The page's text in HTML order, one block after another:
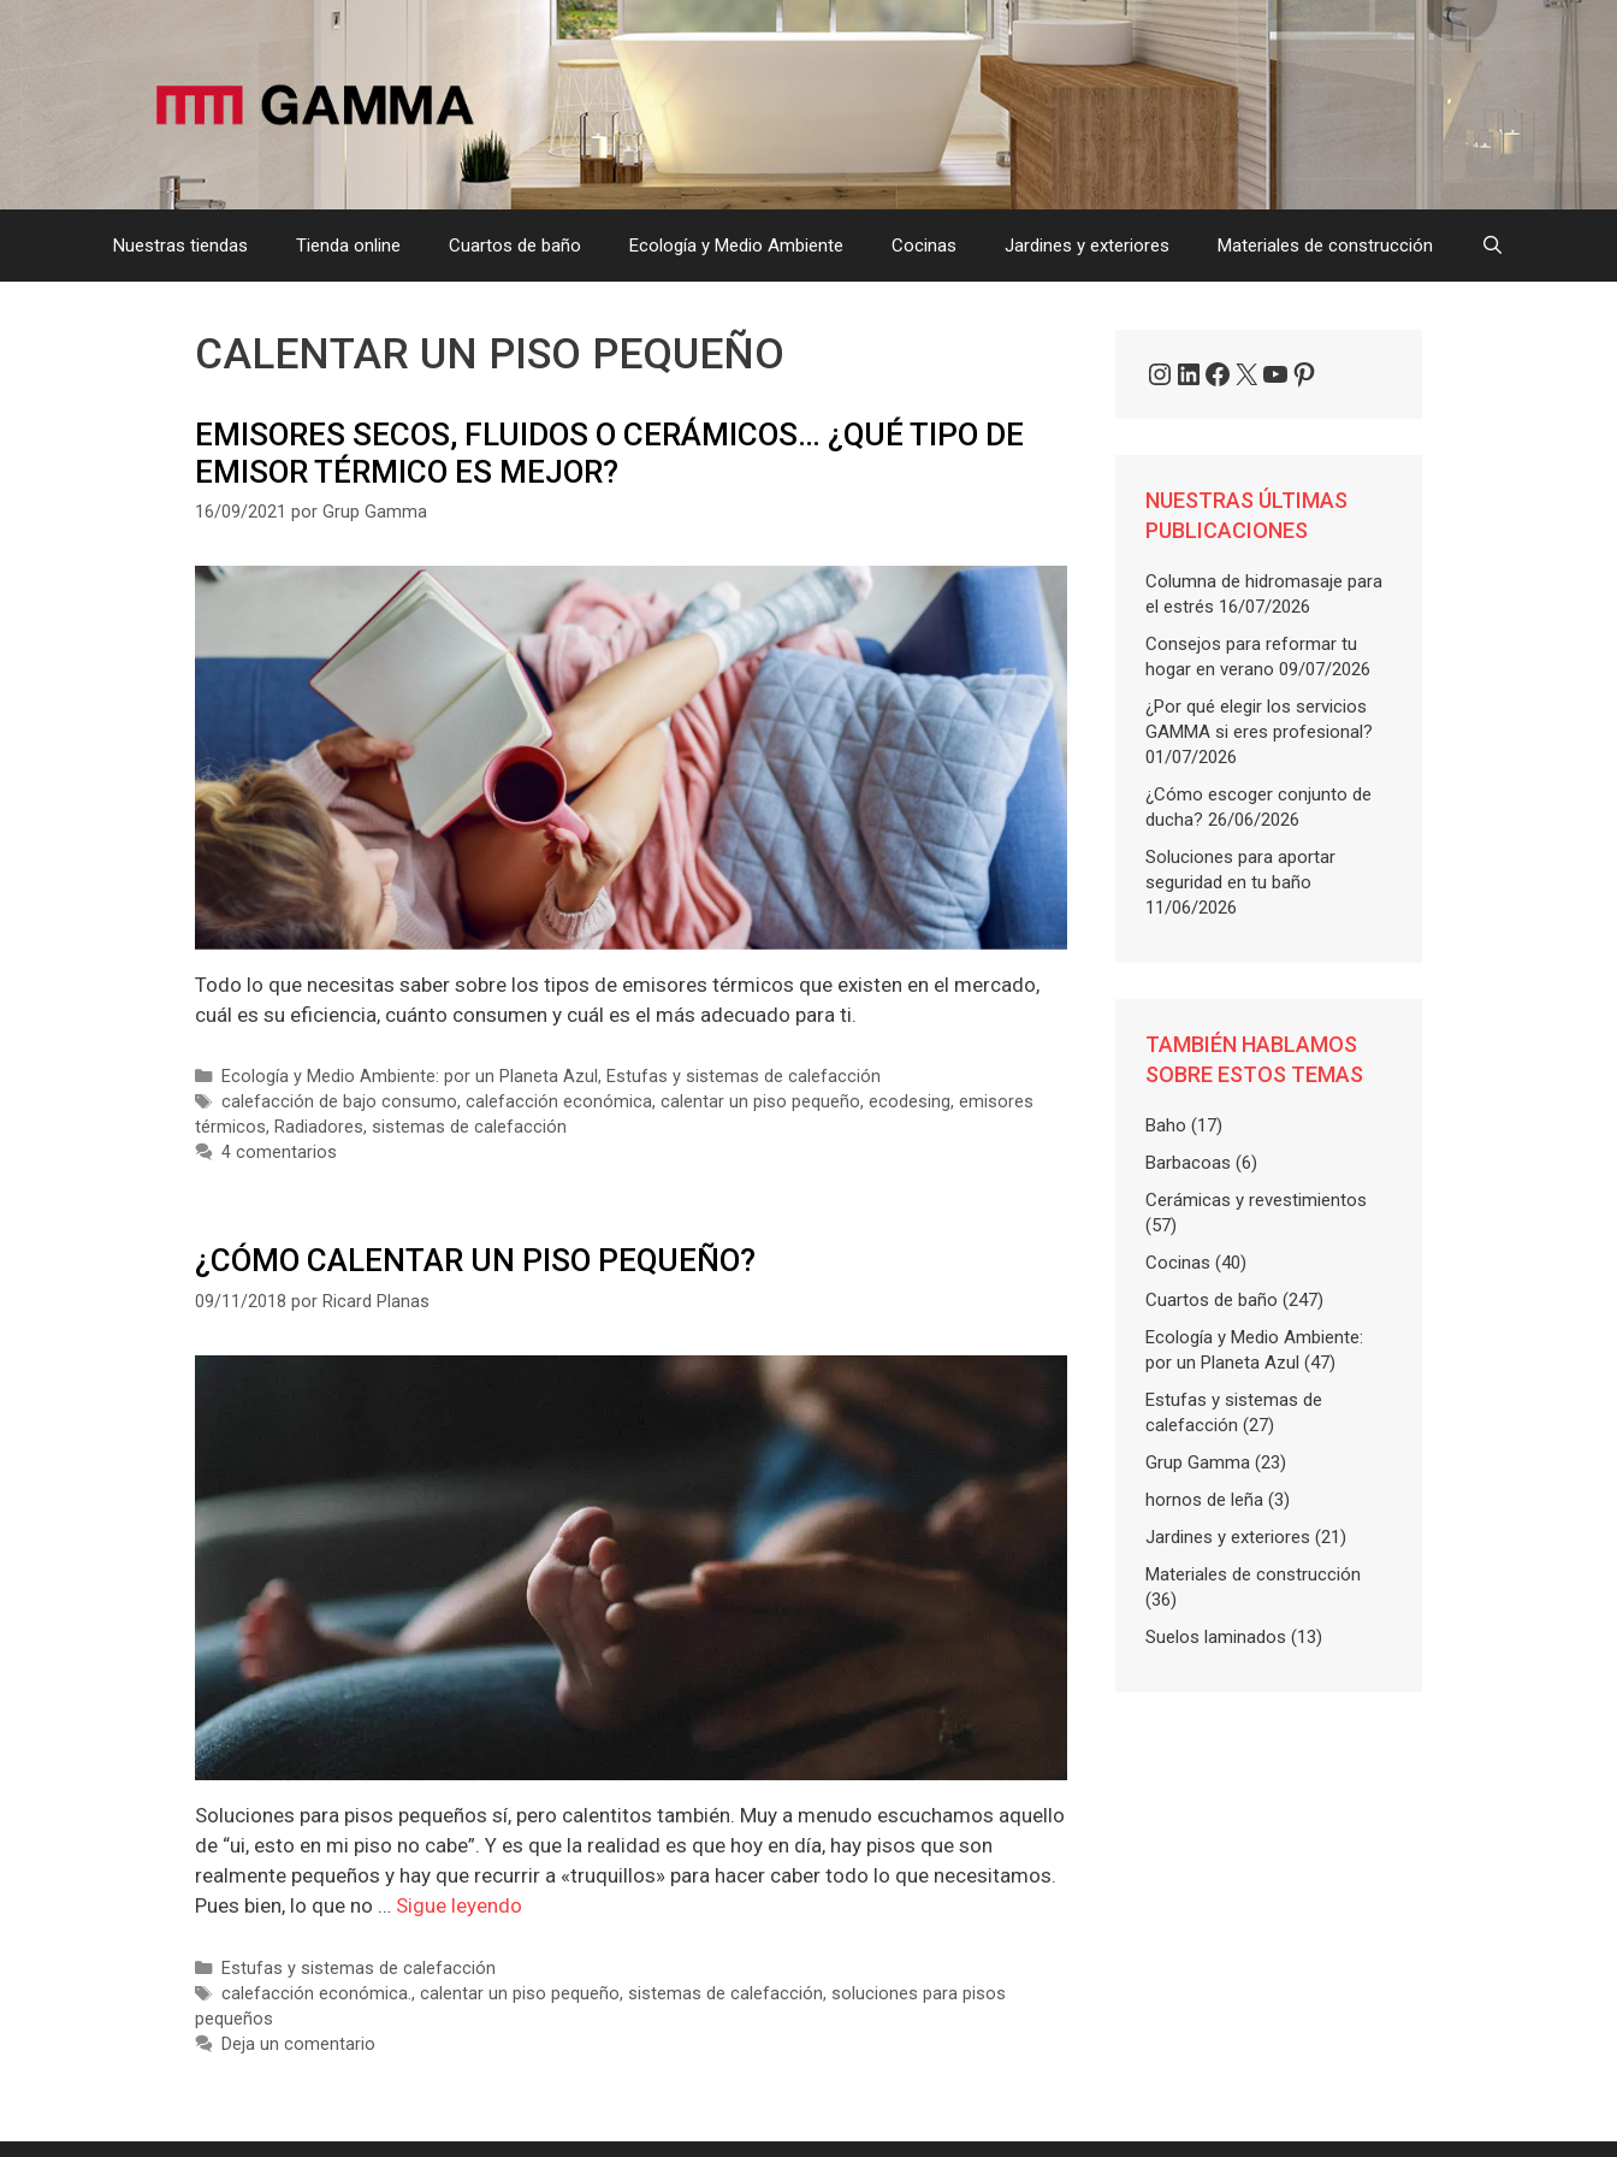
Nuestras tiendas Tienda online Cuartos de baño Ecología y Medio Ambiente Cocinas Jardines y exteriores Materiales de construcción
CALENTAR UN PISO PEQUEÑO
EMISORES SECOS, FLUIDOS O CERÁMICOS… ¿QUÉ TIPO DE
EMISOR TÉRMICO ES MEJOR?
16/09/2021 por Grup Gamma
Todo lo que necesitas saber sobre los tipos de emisores térmicos que existen en el mercado,
cuál es su eficiencia, cuánto consumen y cuál es el más adecuado para ti.
Categorías
Ecología y Medio Ambiente: por un Planeta Azul, Estufas y sistemas de calefacción
Etiquetas
calefacción de bajo consumo, calefacción económica, calentar un piso pequeño, ecodesing, emisores
térmicos, Radiadores, sistemas de calefacción
4 comentarios
¿CÓMO CALENTAR UN PISO PEQUEÑO?
09/11/2018 por Ricard Planas
Soluciones para pisos pequeños sí, pero calentitos también. Muy a menudo escuchamos aquello
de “ui, esto en mi piso no cabe”. Y es que la realidad es que hoy en día, hay pisos que son
realmente pequeños y hay que recurrir a «truquillos» para hacer caber todo lo que necesitamos.
Pues bien, lo que no … Sigue leyendo
Categorías
Estufas y sistemas de calefacción
Etiquetas
calefacción económica., calentar un piso pequeño, sistemas de calefacción, soluciones para pisos
pequeños
Deja un comentario
Instagram
LinkedIn
Facebook
X YouTube
Pinterest
NUESTRAS ÚLTIMAS
PUBLICACIONES
Columna de hidromasaje para
el estrés 16/07/2026
Consejos para reformar tu
hogar en verano 09/07/2026
¿Por qué elegir los servicios
GAMMA si eres profesional?
01/07/2026
¿Cómo escoger conjunto de
ducha? 26/06/2026
Soluciones para aportar
seguridad en tu baño
11/06/2026
TAMBIÉN HABLAMOS
SOBRE ESTOS TEMAS
Baho (17)
Barbacoas (6)
Cerámicas y revestimientos
(57)
Cocinas (40)
Cuartos de baño (247)
Ecología y Medio Ambiente:
por un Planeta Azul (47)
Estufas y sistemas de
calefacción (27)
Grup Gamma (23)
hornos de leña (3)
Jardines y exteriores (21)
Materiales de construcción
(36)
Suelos laminados (13)